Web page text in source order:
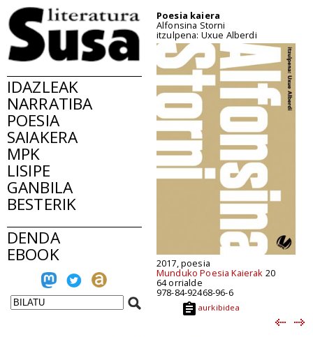
IDAZLEAK
NARRATIBA
POESIA
SAIAKERA
MPK
LISIPE
GANBILA
BESTERIK
DENDA
EBOOK
Poesia kaiera
Alfonsina Storni
itzulpena: Uxue Alberdi
2017, poesia
Munduko Poesia Kaierak 20
64 orrialde
978-84-92468-96-6
aurkibidea